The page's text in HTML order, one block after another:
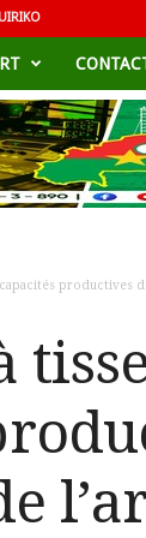
productives